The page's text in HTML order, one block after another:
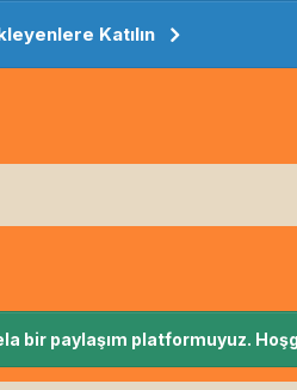
Katılın
bir paylaşım platformuyuz.